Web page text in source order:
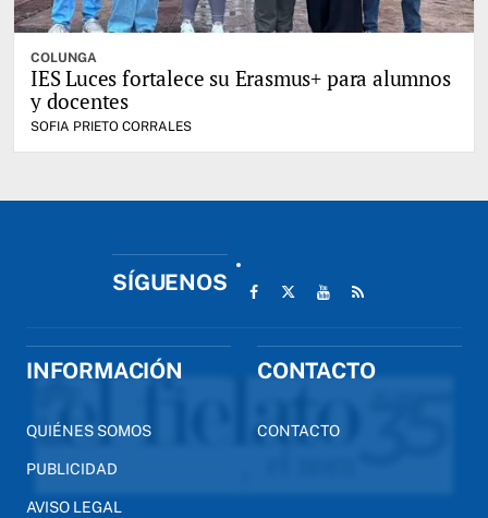
COLUNGA
IES Luces fortalece su Erasmus+ para alumnos
y docentes
SOFIA PRIETO CORRALES
SÍGUENOS
INFORMACIÓN
QUIÉNES SOMOS
PUBLICIDAD
AVISO LEGAL
CONTACTO
CONTACTO